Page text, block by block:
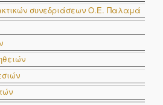
συνεδριάσεων Ο.E. Παλαμά